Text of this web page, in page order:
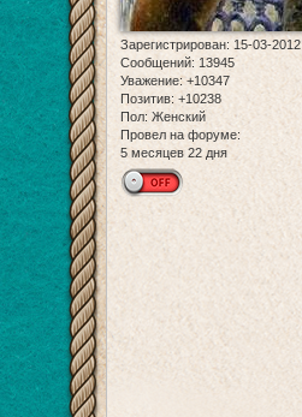
Зарегистрирован: 15-03-2012
Сообщений: 13945
Уважение: +10347
Позитив: +10238
Пол: Женский
Провел на форуме:
5 месяцев 22 дня